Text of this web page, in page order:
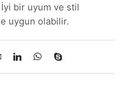
bir uyum ve stil
uygun olabilir.